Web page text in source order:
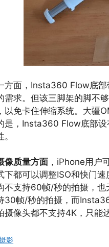
方面，Insta360 Flow底部
需求。但该三脚架的脚不
以免卡住伸缩系统。大疆
是，Insta360 Flow底部设
像质量方面 ，iPhone用户
下都可以调整ISO和快门
不支持60帧/秒的拍摄，
30帧/秒的拍摄，而
摄像头都不支持4K，只能
影